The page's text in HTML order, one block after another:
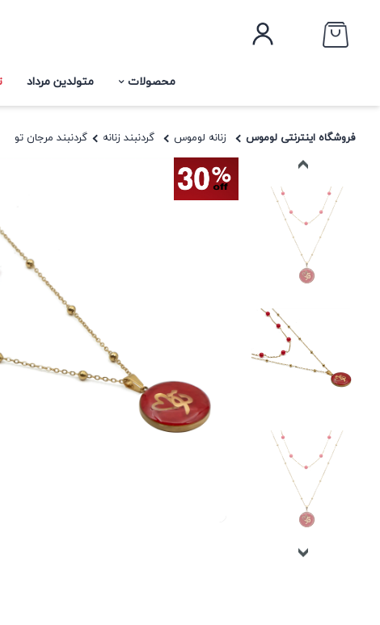
محصولات متولدین مرداد
فروشگاه اینترنتی لوموس زنانه لوموس گردنبند زنانه گردنبند مرجان تو